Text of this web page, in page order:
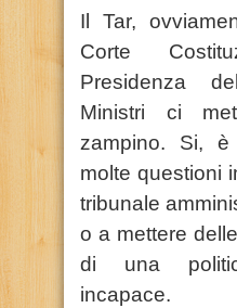
Il Tar,
Corte
Presidenza
Ministri ci
zampino. Si,
molte questioni
tribunale
o a mettere
di una
incapace.